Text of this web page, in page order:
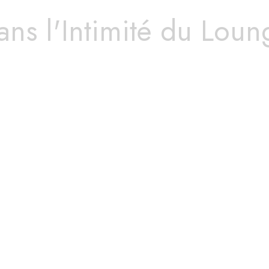
l'Intimité du